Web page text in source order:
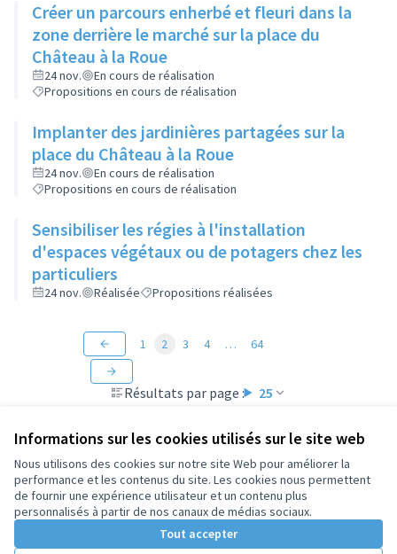
Informations sur les cookies utilisés sur le site web
Nous utilisons des cookies sur notre site Web pour améliorer la
performance et les contenus du site. Les cookies nous permettent
de fournir une expérience utilisateur et un contenu plus
personnalisés à partir de nos canaux de médias sociaux.
Tout accepter
Créer un parcours enherbé et fleuri dans la
zone derrière le marché sur la place du
Château à la Roue
24 nov.
En cours de réalisation
Propositions en cours de réalisation
Implanter des jardinières partagées sur la
place du Château à la Roue
24 nov.
En cours de réalisation
Propositions en cours de réalisation
Sensibiliser les régies à l'installation
d'espaces végétaux ou de potagers chez les
particuliers
24 nov. Réalisée Propositions réalisées
Résultats par page : 25
1 2 3 4 … 64
Conditions d'utilisation
Paramètres des cookies